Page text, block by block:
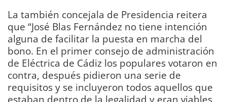
La también concejala de Presidencia reitera
que “José Blas Fernández no tiene intención
alguna de facilitar la puesta en marcha del
bono. En el primer consejo de administración
de Eléctrica de Cádiz los populares votaron en
contra, después pidieron una serie de
requisitos y se incluyeron todos aquellos que
estaban dentro de la legalidad y eran viables